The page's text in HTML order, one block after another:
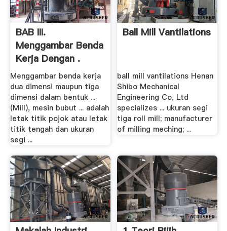
BAB III.
Menggambar Benda
Kerja Dengan .
Menggambar benda kerja
dua dimensi maupun tiga
dimensi dalam bentuk ...
(Mill), mesin bubut ... adalah
letak titik pojok atau letak
titik tengah dan ukuran
segi ...
Ball Mill Vantilations
ball mill vantilations Henan
Shibo Mechanical
Engineering Co, Ltd
specializes ... ukuran segi
tiga roll mill; manufacturer
of milling meching; ...